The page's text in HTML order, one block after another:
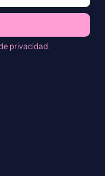
privacidad.